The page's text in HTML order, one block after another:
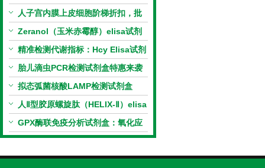
PCR检测试剂盒暑假优惠开启
人子宫内膜上皮细胞阶梯折扣，批
量更划算
Zeranol（玉米赤霉醇）elisa试剂
盒特惠
精准检测代谢指标：Hcy Elisa试剂
盒的科研应用与技术特点
胎儿滴虫PCR检测试剂盒特惠来袭
拟态弧菌核酸LAMP检测试剂盒
（恒温荧光法）新品上市优惠活动
人Ⅱ型胶原螺旋肽（HELIX-Ⅱ）elisa
试剂盒科研优惠活动开启
GPX酶联免疫分析试剂盒：氧化应
激研究精准检测工具